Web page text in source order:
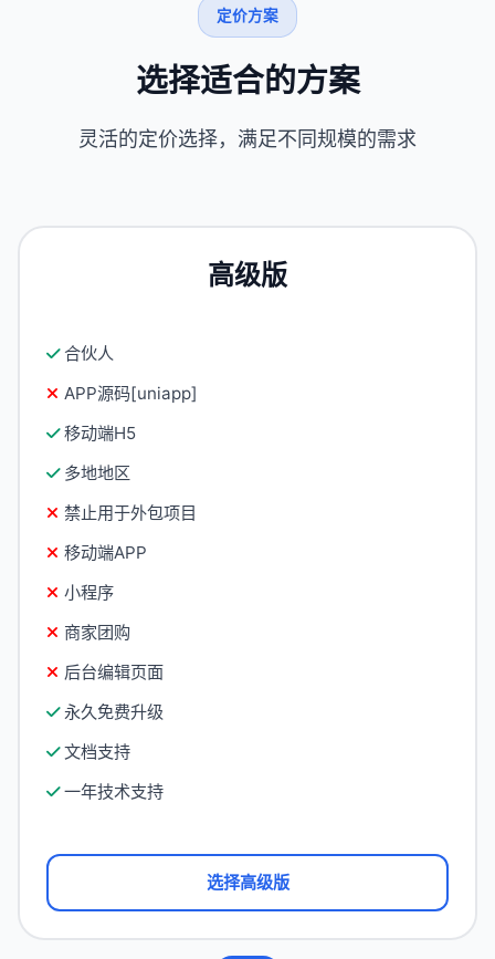
定价方案
选择适合的方案
灵活的定价选择，满足不同规模的需求
高级版
合伙人
APP源码[uniapp]
移动端H5
多地地区
禁止用于外包项目
移动端APP
小程序
商家团购
后台编辑页面
永久免费升级
文档支持
一年技术支持
选择高级版